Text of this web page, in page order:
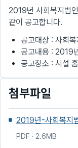
2019년 사회복지법
같이 공고합니다.
공고대상 : 사회
공고내용 : 2019
공고장소 : 시설
첨부파일
2019년-사회복지
PDF · 2.6MB